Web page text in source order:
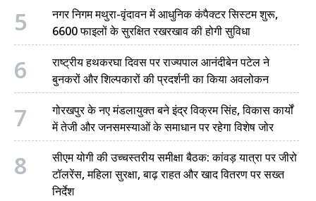
5
नगर निगम मथुरा-वृंदावन में आधुनिक कंपैक्टर सिस्टम शुरू,
6600 फाइलों के सुरक्षित रखरखाव की होगी सुविधा
6
राष्ट्रीय हथकरघा दिवस पर राज्यपाल आनंदीबेन पटेल ने
बुनकरों और शिल्पकारों की प्रदर्शनी का किया अवलोकन
7
गोरखपुर के नए मंडलायुक्त बने इंद्र विक्रम सिंह, विकास कार्यों
में तेजी और जनसमस्याओं के समाधान पर रहेगा विशेष जोर
8
सीएम योगी की उच्चस्तरीय समीक्षा बैठक: कांवड़ यात्रा पर जीरो
टॉलरेंस, महिला सुरक्षा, बाढ़ राहत और खाद वितरण पर सख्त
निर्देश